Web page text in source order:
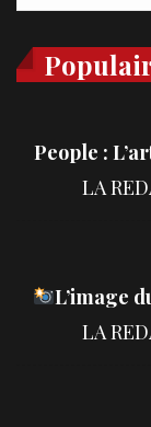
People :
L’image